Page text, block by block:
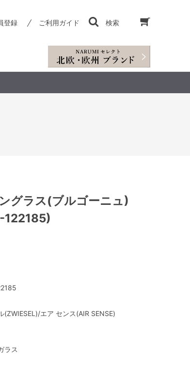
登録 ご利用ガイド 検索
グラス(ブルゴーニュ)
(ZWIESEL)/エア センス(AIR SENSE)
ラス